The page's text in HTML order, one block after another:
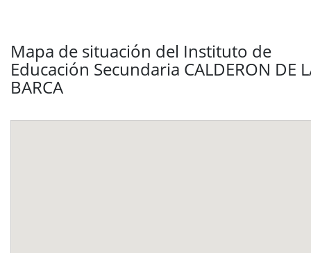
Mapa de situación del Instituto de
Educación Secundaria CALDERON DE
BARCA